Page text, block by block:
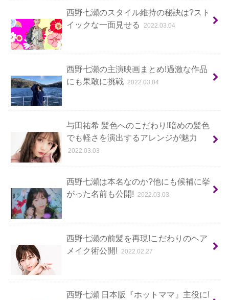
西野七瀬のスタイル維持の秘訣は?スト
イックな一面見せる
2022.03.04
西野七瀬の主演映画まとめ!過激な作品
にも果敢に挑戦
2022.03.04
与田祐希 髪色へのこだわり!暗めの髪色
でも軽さを演出するアレンジが魅力
2022.03.03
西野七瀬は本名なのか?他にも候補に挙
がった名前も公開!
2022.03.03
西野七瀬の前髪を再現!こだわりのヘア
メイク術公開!
2022.02.27
西野七瀬 日本版『ホットママ』主役に!